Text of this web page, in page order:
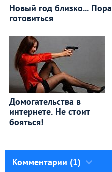
Новый год близко... Пора
готовиться
Домогательства в
интернете. Не стоит
бояться!
Комментарии (1)